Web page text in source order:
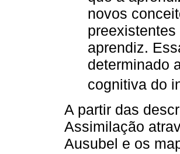
novos
aprendiz.
determinado
cognitiva do
A partir das
Assimilação
Ausubel e os